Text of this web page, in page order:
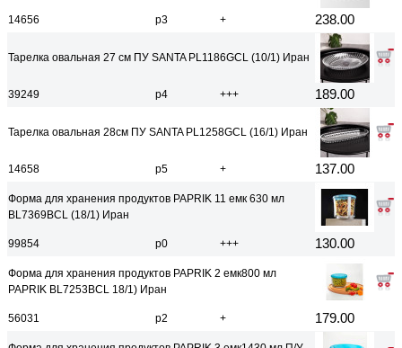
14656 р3 + 238.00
Тарелка овальная 27 см ПУ SANTA PL1186GCL (10/1) Иран
39249 р4 +++ 189.00
Тарелка овальная 28см ПУ SANTA PL1258GCL (16/1) Иран
14658 р5 + 137.00
Форма для хранения продуктов PAPRIK 11 емк 630 мл
BL7369BCL (18/1) Иран
99854 р0 +++ 130.00
Форма для хранения продуктов PAPRIK 2 емк800 мл
PAPRIK BL7253BCL 18/1) Иран
56031 р2 + 179.00